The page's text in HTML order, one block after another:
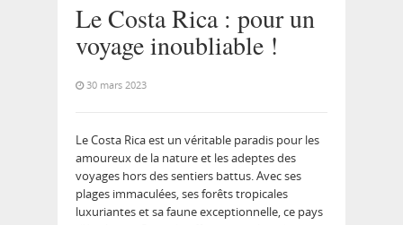
Le Costa Rica : pour un
voyage inoubliable !
30 mars 2023
Le Costa Rica est un véritable paradis pour les
amoureux de la nature et les adeptes des
voyages hors des sentiers battus. Avec ses
plages immaculées, ses forêts tropicales
luxuriantes et sa faune exceptionnelle, ce pays